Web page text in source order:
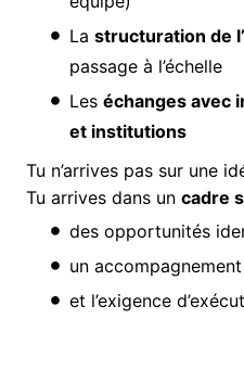
La structuration de
passage à l’échelle
Les échanges avec
et institutions
Tu n’arrives pas sur une
Tu arrives dans un cadre
des opportunités
un
et l’exigence